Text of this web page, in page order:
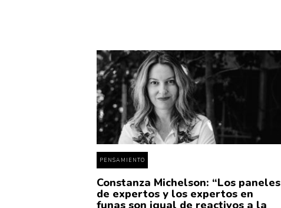
PENSAMIENTO
Constanza Michelson: “Los paneles
de expertos y los expertos en
funas son igual de reactivos a la